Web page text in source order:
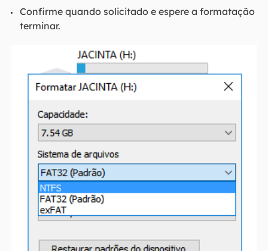
Confirme quando solicitado e espere a formatação
terminar.